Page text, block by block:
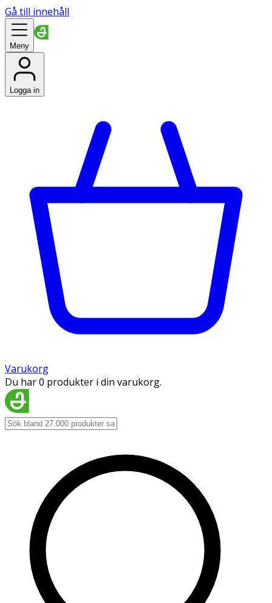
Gå till innehåll
Meny
Logga in
Varukorg
Du har 0 produkter i din varukorg.